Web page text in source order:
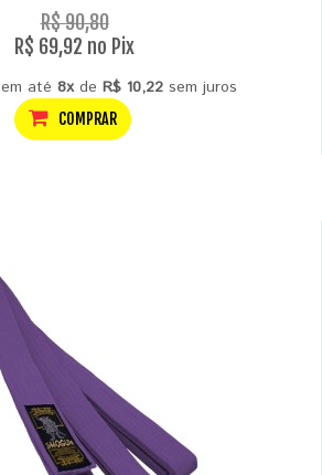
R$ 90,80
R$ 69,92 no Pix
em até 8xde R$ 10,22 sem juros
COMPRAR